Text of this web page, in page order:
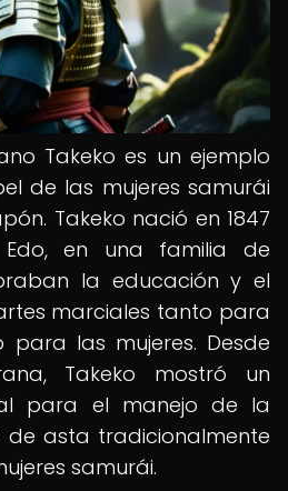
Takeko es un ejemplo
de las mujeres samurái
Takeko nació en 1847
en una familia de
la educación y el
marciales tanto para
para las mujeres. Desde
Takeko mostró un
para el manejo de la
asta tradicionalmente
samurái.